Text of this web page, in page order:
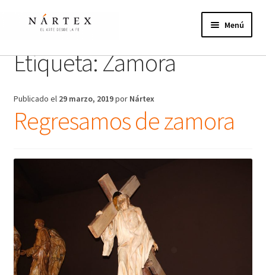
Menú
Inicio
Proyectos de verano
Publicaciones
Nosotros
¿Te unes?
Etiqueta:Zamora
Publicado el 29 marzo, 2019por Nártex
Regresamos de zamora